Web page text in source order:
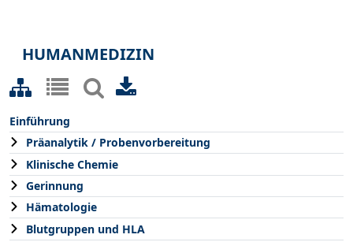
HUMANMEDIZIN
Einführung
Präanalytik / Probenvorbereitung
Klinische Chemie
Gerinnung
Hämatologie
Blutgruppen und HLA